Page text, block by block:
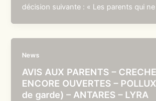
décision suivante : « Les parents qui ne
News
AVIS AUX PARENTS –
ENCORE OUVERTES –
de garde) – ANTARES – LYRA